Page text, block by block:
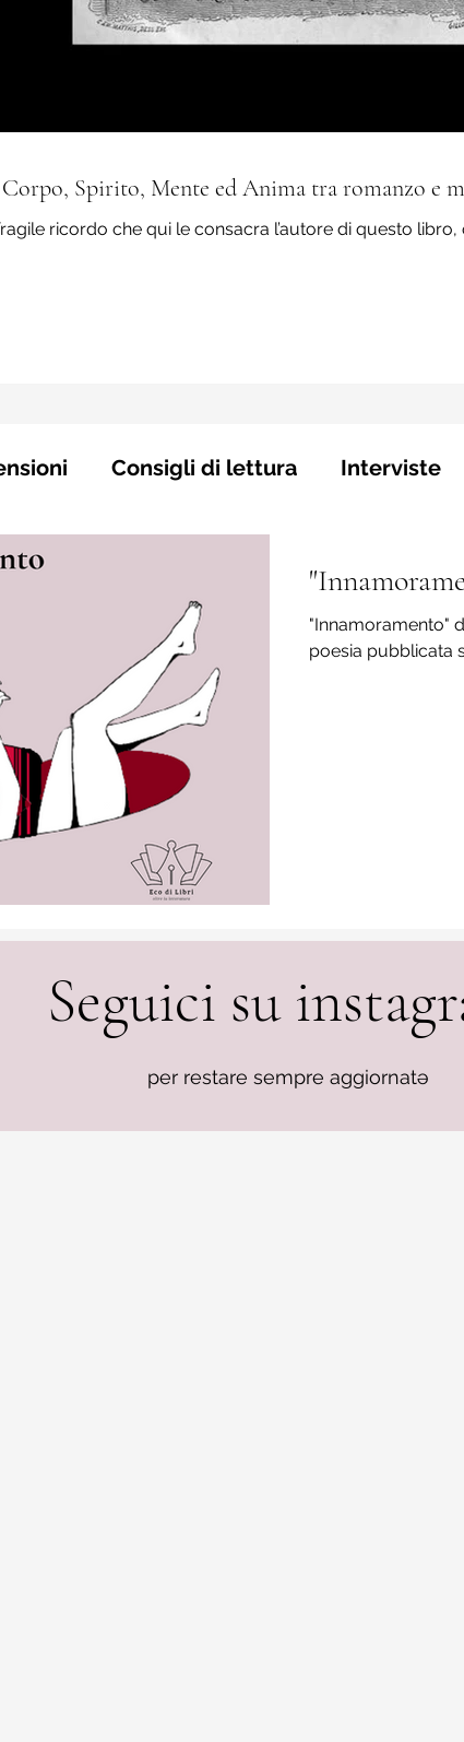
Corpo, Spirito, Mente ed Anima tra romanzo e
ricordo che qui le consacra l’autore di questo
Consigli di lettura Interviste
"Innamoramento"
poesia pubblicata
Seguici su
per restare sempre aggiornatə